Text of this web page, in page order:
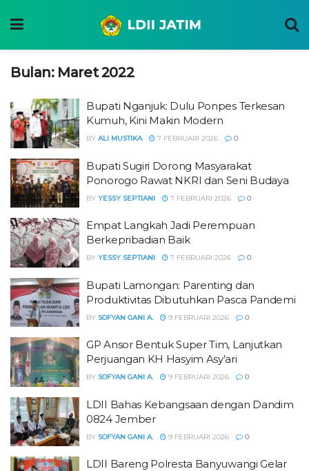
Bulan: Maret 2022
Bupati Nganjuk: Dulu Ponpes Terkesan
Kumuh, Kini Makin Modern
BY ALI MUSTIKA 7 FEBRUARI 2026 0
Bupati Sugiri Dorong Masyarakat
Ponorogo Rawat NKRI dan Seni Budaya
BY YESSY SEPTIANI 7 FEBRUARI 2026 0
Empat Langkah Jadi Perempuan
Berkepribadian Baik
BY YESSY SEPTIANI 7 FEBRUARI 2026 0
Bupati Lamongan: Parenting dan
Produktivitas Dibutuhkan Pasca Pandemi
BY SOFYAN GANI A. 9 FEBRUARI 2026 0
GP Ansor Bentuk Super Tim, Lanjutkan
Perjuangan KH Hasyim Asy’ari
BY SOFYAN GANI A. 9 FEBRUARI 2026 0
LDII Bahas Kebangsaan dengan Dandim
0824 Jember
BY SOFYAN GANI A. 9 FEBRUARI 2026 0
LDII Bareng Polresta Banyuwangi Gelar